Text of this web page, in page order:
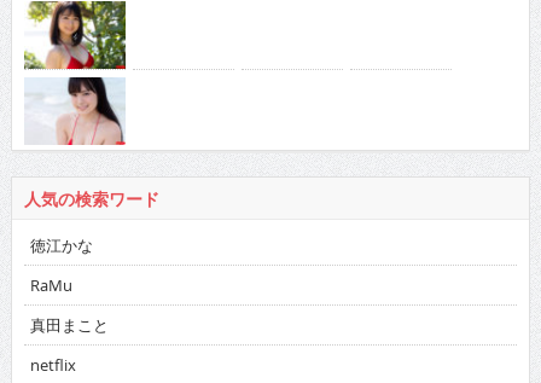
人気の検索ワード
徳江かな
RaMu
真田まこと
netflix